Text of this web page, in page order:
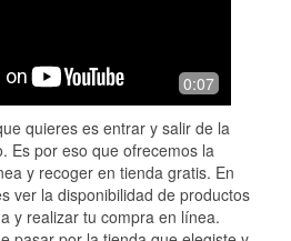
0:07
quieres es entrar y salir de la
Es por eso que ofrecemos la
y recoger en tienda gratis. En
ver la disponibilidad de productos
y realizar tu compra en línea.